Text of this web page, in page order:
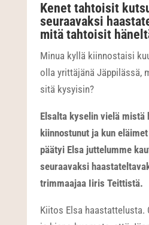
Kenet tahtoisit
seuraavaksi
mitä tahtoisit
Minua kyllä kiinnostaisi
olla yrittäjänä Jäppilässä,
sitä kysyisin?
Elsalta kyselin vielä mistä
kiinnostunut ja kun
päätyi Elsa juttelumme
seuraavaksi
trimmaajaa Iiris Teittistä.
Kiitos Elsa haastattelusta.